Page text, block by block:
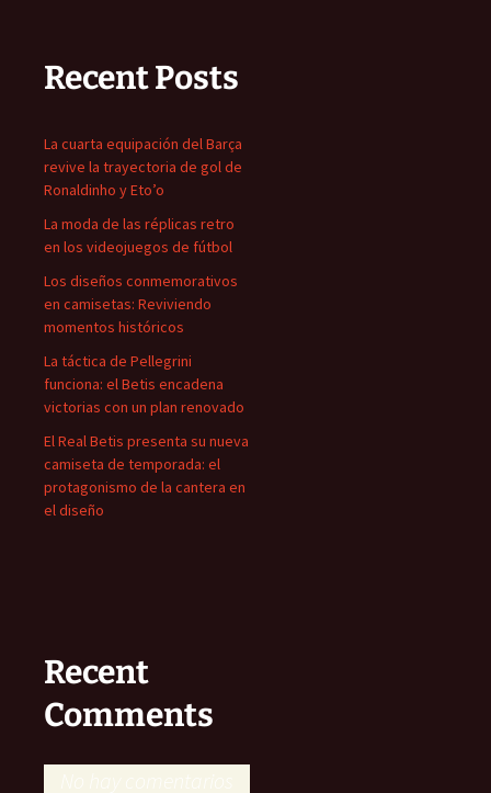
Recent Posts
La cuarta equipación del Barça
revive la trayectoria de gol de
Ronaldinho y Eto’o
La moda de las réplicas retro
en los videojuegos de fútbol
Los diseños conmemorativos
en camisetas: Reviviendo
momentos históricos
La táctica de Pellegrini
funciona: el Betis encadena
victorias con un plan renovado
El Real Betis presenta su nueva
camiseta de temporada: el
protagonismo de la cantera en
el diseño
Recent
Comments